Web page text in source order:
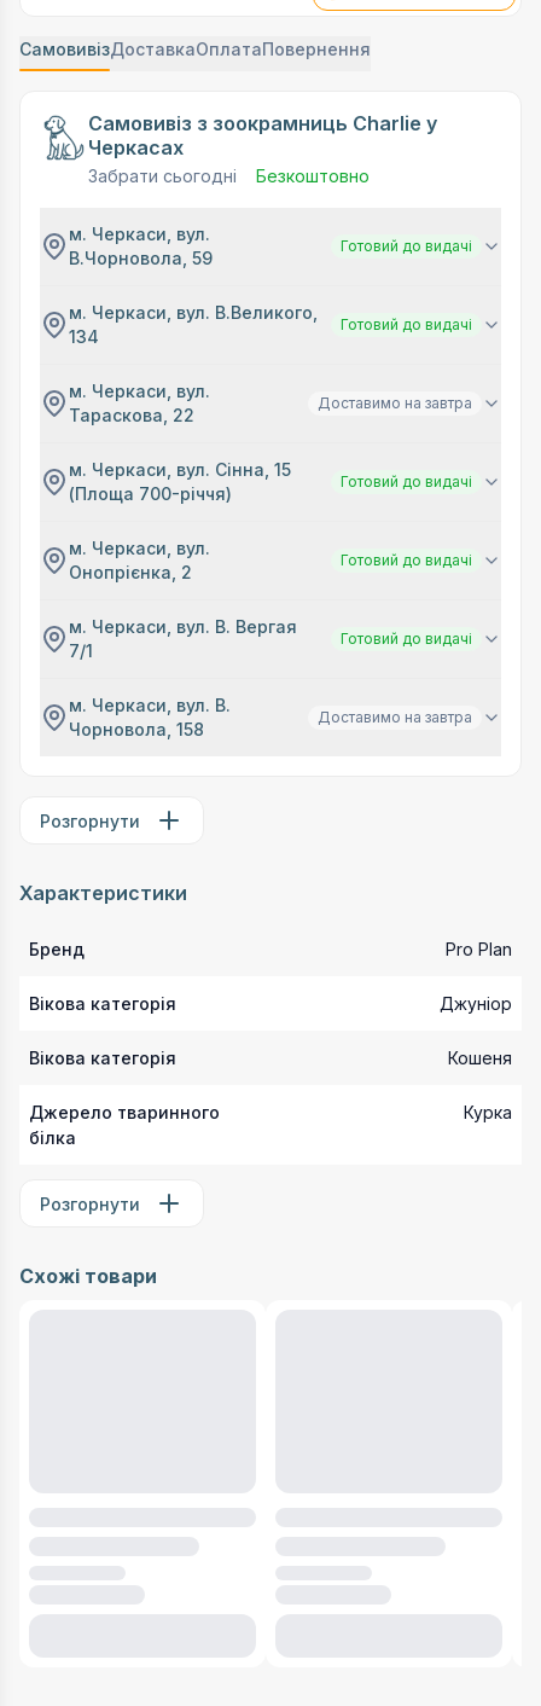
СамовивізДоставкаОплатаПовернення
Самовивіз з зоокрамниць Charlie у
Черкасах
Забрати сьогодні Безкоштовно
м. Черкаси, вул.
В.Чорновола, 59
Готовий до видачі
м. Черкаси, вул. В.Великого,
134
Готовий до видачі
м. Черкаси, вул.
Тараскова, 22
Доставимо на завтра
м. Черкаси, вул. Сінна, 15
(Площа 700-річчя)
Готовий до видачі
м. Черкаси, вул.
Онопрієнка, 2
Готовий до видачі
м. Черкаси, вул. В. Вергая
7/1
Готовий до видачі
м. Черкаси, вул. В.
Чорновола, 158
Доставимо на завтра
Розгорнути
Характеристики
Бренд Pro Plan
Вікова категорія Джуніор
Вікова категорія Кошеня
Джерело тваринного
білка
Курка
Розгорнути
Схожі товари